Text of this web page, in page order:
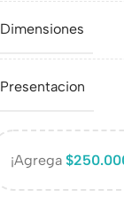
Dimensiones
Presentacion
¡Agrega $